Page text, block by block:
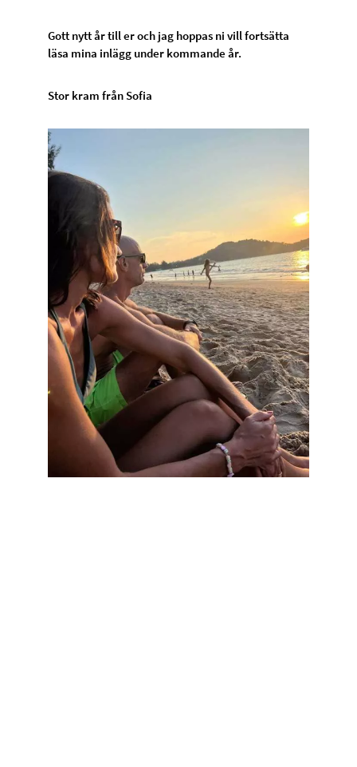
Gott nytt år till er och jag hoppas ni vill fortsätta
läsa mina inlägg under kommande år.
Stor kram från Sofia